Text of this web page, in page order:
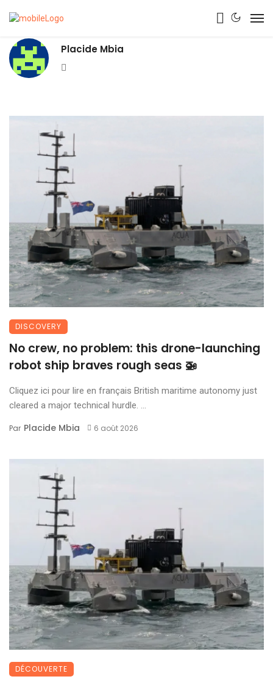
Placide Mbia
DISCOVERY
No crew, no problem: this drone-launching
robot ship braves rough seas 🚁
Cliquez ici pour lire en français British maritime autonomy just
cleared a major technical hurdle. ...
Par Placide Mbia 6 août 2026
DÉCOUVERTE